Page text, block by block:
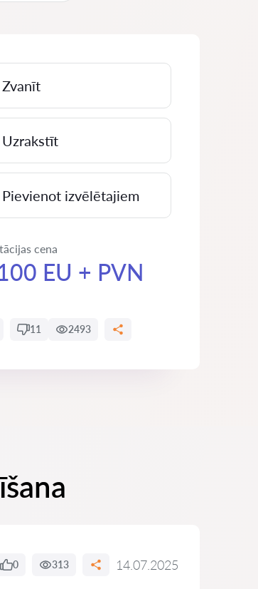
Zvanīt
Uzrakstīt
Pievienot izvēlētajiem
cena
EU + PVN
11 2493
0 313 14.07.2025